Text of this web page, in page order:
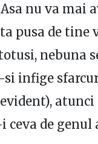
nu va mai
pusa de tine
nebuna
infige
atunci
de genul